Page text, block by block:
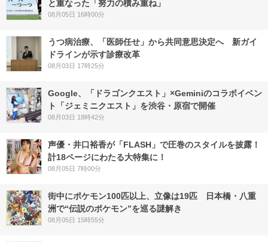
と重なった「努力の積み重ね」
08月05日 16時00分
うつ病治療、「医師任せ」から共同意思決定へ 新ガイ
ドラインが示す診療改革
08月03日 17時25分
Google、「ドラゴンクエスト」×Geminiのコラボイベン
ト「ジェミニクエスト」を渋谷・原宿で開催
08月03日 18時42分
声優・井口裕香が「FLASH」で圧巻のスタイルを披露！
計18ページにわたる大特集に！
08月05日 7時00分
街中にポケモン100匹以上、立像は19匹 日本橋・八重
洲で“伝説のポケモン”を巡る謎解き
08月05日 15時55分